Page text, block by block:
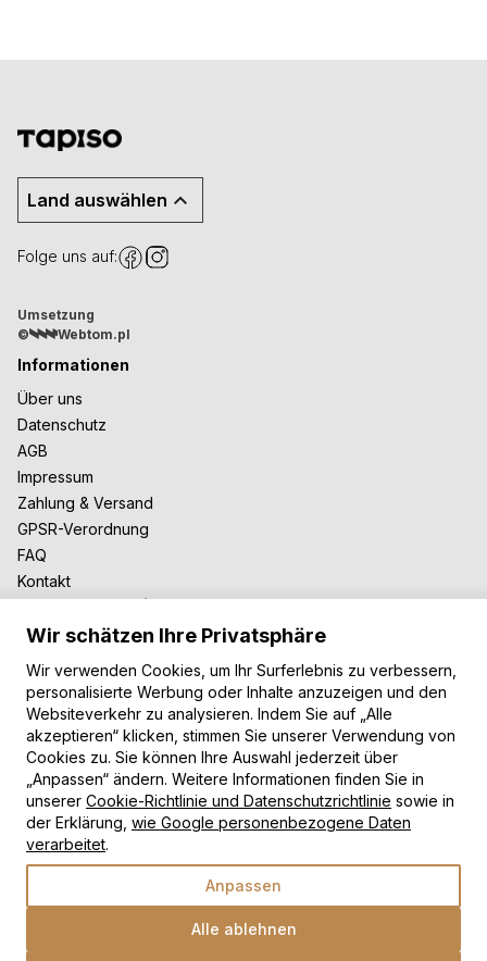
Land auswählen
Folge uns auf:
Umsetzung
©
Webtom.pl
Informationen
Über uns
Datenschutz
AGB
Impressum
Zahlung & Versand
GPSR-Verordnung
FAQ
Kontakt
Zusammenarbeit
Für Blogger
B2B-Zusammenarbeit
Unsere Teppiche
Moderne Teppiche
Vintage Teppiche
Shaggy Teppiche
Kinderteppiche
Zahlungsarten
Wir schätzen Ihre Privatsphäre
Wir verwenden Cookies, um Ihr Surferlebnis zu verbessern,
personalisierte Werbung oder Inhalte anzuzeigen und den
Websiteverkehr zu analysieren. Indem Sie auf „Alle
akzeptieren“ klicken, stimmen Sie unserer Verwendung von
Cookies zu. Sie können Ihre Auswahl jederzeit über
„Anpassen“ ändern. Weitere Informationen finden Sie in
unserer Cookie-Richtlinie und Datenschutzrichtlinie sowie in
der Erklärung, wie Google personenbezogene Daten
verarbeitet.
Anpassen
Alle ablehnen